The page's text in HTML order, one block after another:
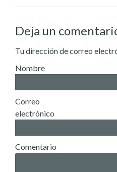
Deja un
Tu dirección de correo
Nombre
Correo
electrónico
Comentario